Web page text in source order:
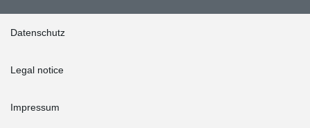
Datenschutz
Legal notice
Impressum